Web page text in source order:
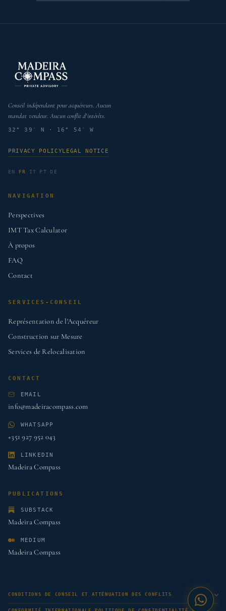
Conseil indépendant pour acquéreurs. Aucun
mandat vendeur. Aucun conflit d'intérêts.
32° 39′ N · 16° 54′ W
PRIVACY POLICYLEGAL NOTICE
EN FR IT PT DE
NAVIGATION
Perspectives
IMT Tax Calculator
À propos
FAQ
Contact
SERVICES-CONSEIL
Représentation de l'Acquéreur
Construction sur Mesure
Services de Relocalisation
CONTACT
EMAIL
info@madeiracompass.com
WHATSAPP
+351 927 952 043
LINKEDIN
Madeira Compass
PUBLICATIONS
SUBSTACK
Madeira Compass
MEDIUM
Madeira Compass
CONDITIONS DE CONSEIL ET ATTÉNUATION DES CONFLITS